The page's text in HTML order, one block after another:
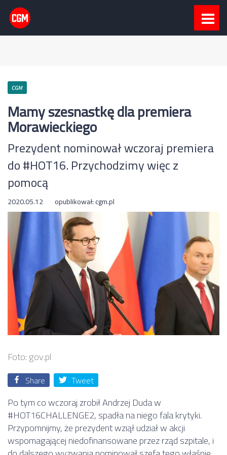
CGM
Mamy szesnastkę dla premiera
Morawieckiego
Prezydent nominował wczoraj premiera
do #HOT16. Przychodzimy więc z
pomocą
2020.05.12 opublikował:cgm.pl
Foto: gov.pl
Share Tweet
Po tym co wczoraj zrobił Andrzej Duda w
#HOT16CHALLENGE2, spadła na niego fala krytyki.
Przypomnijmy, że prezydent wziął udział w akcji
wspomagającej niedofinansowane przez rząd szpitale, i